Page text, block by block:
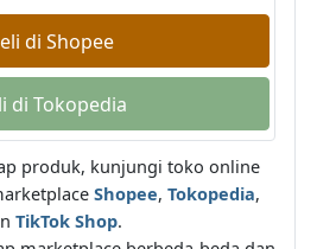
di Shopee
di Tokopedia
produk, kunjungi toko online
Shopee, Tokopedia,
TikTok Shop.